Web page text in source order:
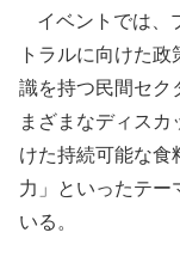
イベントでは、
トラルに向けた
識を持つ民間セク
まざまなディス
けた持続可能な食
力」といったテー
いる。